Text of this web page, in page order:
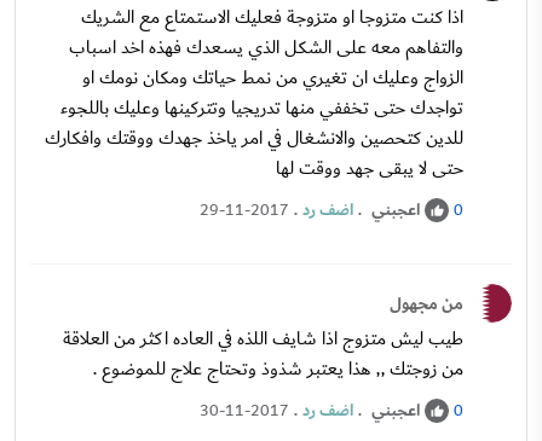
اذا كنت متزوجا او متزوجة فعليك الاستمتاع مع الشريك
والتفاهم معه على الشكل الذي يسعدك فهذه اخد اسباب
الزواج وعليك ان تغيري من نمط حياتك ومكان نومك او
تواجدك حتى تخففي منها تدريجيا وتتركينها وعليك باللجوء
للدين كتحصين والانشغال في امر ياخذ جهدك ووقتك وافكارك
حتى لا يبقى جهد ووقت لها
0 اعجبني .اضف رد.
29-11-2017
من مجهول
طيب ليش متزوج اذا شايف اللذه في العاده اكثر من العلاقة
من زوجتك ,, هذا يعتبر شذوذ وتحتاج علاج للموضوع .
0 اعجبني .اضف رد.
30-11-2017